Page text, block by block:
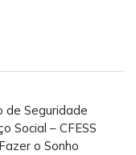
de Seguridade
Social – CFESS
o Sonho